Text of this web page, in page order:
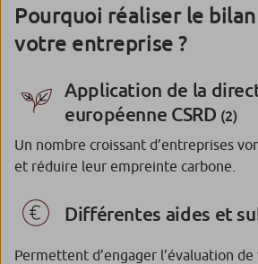
Pourquoi réaliser le
votre entreprise ?
Application de la
européenne CSRD (2)
Un nombre croissant d’entreprises
et réduire leur empreinte carbone.
Différentes aides et
Permettent d’engager l’évaluation